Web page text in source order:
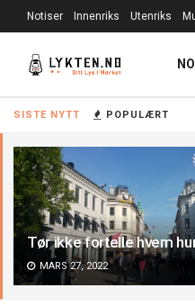
SISTE NYTT POPULÆRT
Tør ikke fortelle hvem
MARS 27, 2022
Notiser Innenriks Utenriks